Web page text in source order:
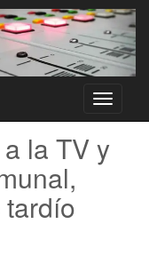
Toggle
la TV y